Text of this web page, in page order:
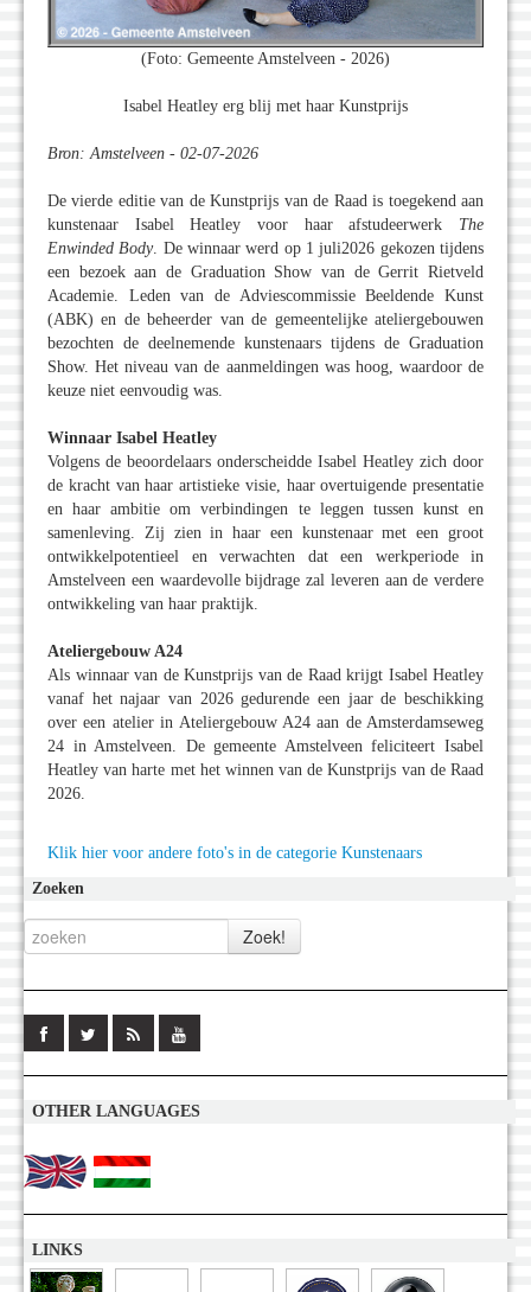
(Foto: Gemeente Amstelveen - 2026)
Isabel Heatley erg blij met haar Kunstprijs
Bron: Amstelveen - 02-07-2026
De vierde editie van de Kunstprijs van de Raad is toegekend aan
kunstenaar Isabel Heatley voor haar afstudeerwerk The
Enwinded Body. De winnaar werd op 1 juli2026 gekozen tijdens
een bezoek aan de Graduation Show van de Gerrit Rietveld
Academie. Leden van de Adviescommissie Beeldende Kunst
(ABK) en de beheerder van de gemeentelijke ateliergebouwen
bezochten de deelnemende kunstenaars tijdens de Graduation
Show. Het niveau van de aanmeldingen was hoog, waardoor de
keuze niet eenvoudig was.
Winnaar Isabel Heatley
Volgens de beoordelaars onderscheidde Isabel Heatley zich door
de kracht van haar artistieke visie, haar overtuigende presentatie
en haar ambitie om verbindingen te leggen tussen kunst en
samenleving. Zij zien in haar een kunstenaar met een groot
ontwikkelpotentieel en verwachten dat een werkperiode in
Amstelveen een waardevolle bijdrage zal leveren aan de verdere
ontwikkeling van haar praktijk.
Ateliergebouw A24
Als winnaar van de Kunstprijs van de Raad krijgt Isabel Heatley
vanaf het najaar van 2026 gedurende een jaar de beschikking
over een atelier in Ateliergebouw A24 aan de Amsterdamseweg
24 in Amstelveen. De gemeente Amstelveen feliciteert Isabel
Heatley van harte met het winnen van de Kunstprijs van de Raad
2026.
Klik hier voor andere foto's in de categorie Kunstenaars
Zoeken
OTHER LANGUAGES
LINKS